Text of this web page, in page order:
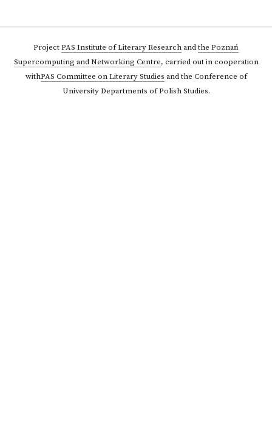
ProjectPAS Institute of Literary Researchandthe Poznań
Supercomputing and Networking Centre, carried out in cooperation
withPAS Committee on Literary Studies and the Conference of
University Departments of Polish Studies.